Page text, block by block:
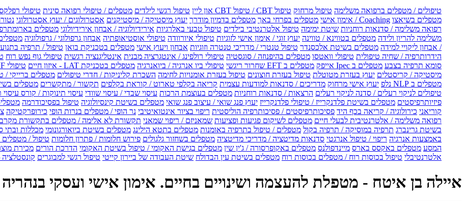
טיפולים / מטפלים ברפואה משלימה טיפול מרחוק טיפול CBT / טיפול CBT און ליין טיפול רגשי לילדים מטפלים / טיפולי רפואה סינית טיפולי
מטפלים בשיאצו Coaching / אימון אישי מטפלים בפרחי באך מטפלים בדמיון מודרך יעוץ מיסטיקה / מיסטיקנים אסטרולוגים / יעוץ אסטרולוגי
רפואה משלימה / סדנאות רוחניות שיטת ימימה טיפול אלטרנטיבי בילדים טיפול טבעי באלרגיות אירידיולוגיה / אבחון אירידיולוגי מטפלים
משלימה להריון ולידה מטפלים בטווינא / טווינה יעוץ זוגי / אימון אישי לזוגיות טיפולי איורוודה טיפולי אוסטיאופתיה אבחון גרפולוגי / גרפולוגיה
/ אבחון ליקויי למידה מטפלים בשיטת אלכסנדר טיפול טנטרי / מדריכי טנטרה וזוגיות אבחון ויעוץ אישי מטפלים בטכניקת בואן טיפול / תרפיה
הידרותרפיה / שחיה טיפולית טיפולי וואטסו מטפלים בהיפנוזה / סוגסטיה טיפולי רולפינג / אינטגרציה מבנית אינטליגנציה רגשית טיפולי גוף נפש רוח
סומא תרפיה בצבע מטפלים ב Ipec אייפק מטפלים ב EFT שחרור ריגשי טיפולי ביו אנרגיה / ביואנרגיה מטפלים בטכניקת LAT - איזון חיים טיפולי EMF איזון שדה אלקטרו מגנטי
מיסטיקה / קריסטלים יעוץ בעזרת מטוטלת טיפול בעזרת חוצונים טיפול בעזרת אומנויות לחימה השכרת קליניקות / חדרי טיפולים מטפלים ברייקי /
מטפלים ב NLP נלפ
יעוץ אישי מרחוק מדריכים / סדנאות למודעות עצמית קריאה בקלפי טארוט / קוראת בקלפים תקשור / מתקשרים מטפלים
טיפולים לניקוי רעלים / סדנה לניקוי רעלים הרצאות / סדנאות רוחניות מטפלים בעוצמת הרכות עיסוי שבדי / עיסוי שוודי עיסוי תינוקות / קורס עיסוי
פיזיותרפיסטים מטפלים בשיטת פלדנקרייז / טיפולי פלדנקרייז יעוץ פנג שואי / עיצוב פנג שואי מטפלים בשיטת קינסיולוגיה טיפול בפסיכודרמה
קוריאני כירולוגיה / קריאה בכף היד פסיכותרפיסטים / פסיכותרפיה הוליסטית ריפוי בציור אינטואיטיבי נר הופי / מטפלים בנרות הופי כירופרקטיקה
רפואה משלימה / אלטרנטיבית לבעלי חיים מטפלים לשיקום פגיעות ופציעות שמאניזם / ריפוי שמאני תקשורת לא אלימה / מטפלים בתקשורת
בשיטת גרינברג תרפיה במוסיקה / תרפיה בקול מטפלים / טיפול בתרפיה באומנות מטפלים בתטא הילינג מטפלים בשיטת ביואורגונומי מכללות ובתי
באמצעות אנרגיה ריפוי / טיפול אנרגטי סדנאות מדיטציה / מדריכי מדיטציה מטפלים בשחזור גלגולים פירוש חלומות / פתרון חלומות טיפול /
המסע מטפלים באקסס בארס מיינדפולנס מטפלים באקופרסורה / ג'ין שין מטפלים בגישת האקומי / טיפול בשיטת האקומי הדרכת הורים מכירת
אלטרנטיבלי טיפול בכוסות רוח / מטפלים בכוסות רוח מטפלים בשיטת עין הבדולח שיטת העבודה של ביירון קייטי טיפול רגשי למבוגרים
איילה בן איטח - מטפלת להעצמה ושינויים בחיים. אימון אישי ועסקי בנהריה